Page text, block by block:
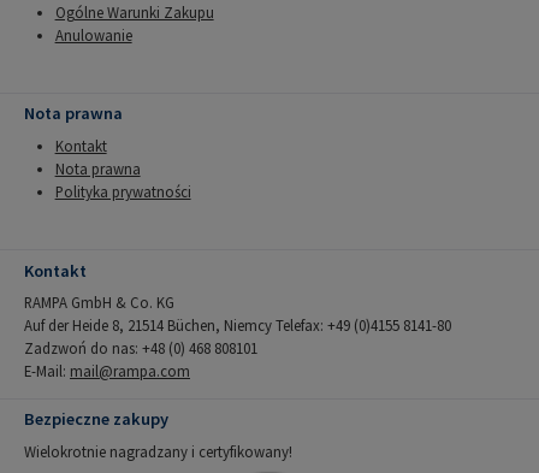
Ogólne Warunki Zakupu
Anulowanie
Nota prawna
Kontakt
Nota prawna
Polityka prywatności
Kontakt
RAMPA GmbH & Co. KG
Auf der Heide 8, 21514 Büchen, Niemcy Telefax: +49 (0)4155 8141-80
Zadzwoń do nas: +48 (0) 468 808101
E-Mail: mail@rampa.com
Bezpieczne zakupy
Wielokrotnie nagradzany i certyfikowany!